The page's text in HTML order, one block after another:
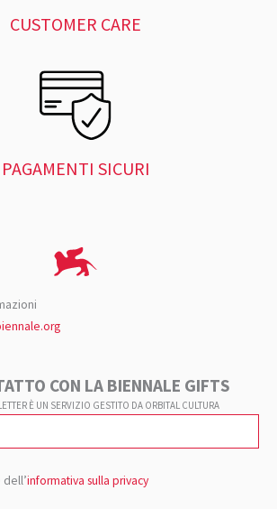
CUSTOMER CARE
PAGAMENTI SICURI
CON LA BIENNALE GIFTS
È UN SERVIZIO GESTITO DA ORBITAL CULTURA
informativa sulla privacy